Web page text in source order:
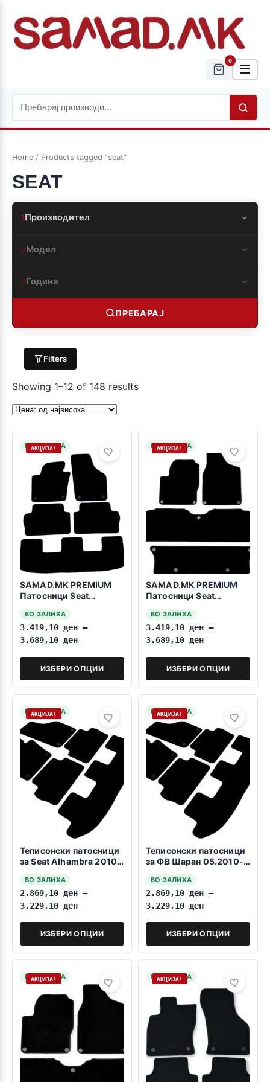
0
☰
Home / Products tagged “seat”
SEAT
1Производител
2Модел
3Година
ПРЕБАРАЈ
Filters
Showing 1–12 of 148 results
НА ЗАЛИХА
АКЦИЈА!
SAMAD.MK PREMIUM
Патосници Seat
7sedista
ВО ЗАЛИХА
3.419,10 ден –
3.689,10 ден
ИЗБЕРИ ОПЦИИ
НА ЗАЛИХА
АКЦИЈА!
SAMAD.MK PREMIUM
Патосници Seat
7sedista
ВО ЗАЛИХА
3.419,10 ден –
3.689,10 ден
ИЗБЕРИ ОПЦИИ
НА ЗАЛИХА
АКЦИЈА!
Теписонски патосници
за Seat Alhambra 2010-
ВО ЗАЛИХА
2.869,10 ден –
3.229,10 ден
ИЗБЕРИ ОПЦИИ
НА ЗАЛИХА
АКЦИЈА!
Теписонски патосници
за ФВ Шаран 05.2010->
ВО ЗАЛИХА
2.869,10 ден –
3.229,10 ден
ИЗБЕРИ ОПЦИИ
НА ЗАЛИХА
АКЦИЈА! НА ЗАЛИХА
АКЦИЈА!